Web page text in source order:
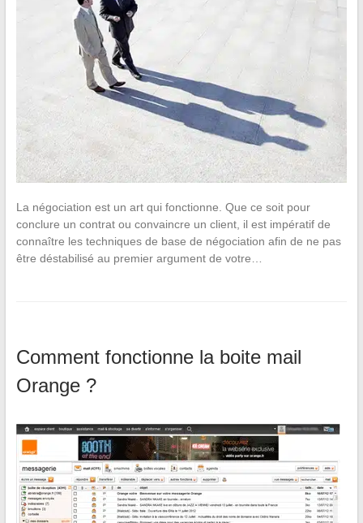
La négociation est un art qui fonctionne. Que ce soit pour
conclure un contrat ou convaincre un client, il est impératif de
connaître les techniques de base de négociation afin de ne pas
être déstabilisé au premier argument de votre…
Comment fonctionne la boite mail
Orange ?